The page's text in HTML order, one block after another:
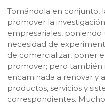
Tomándola en conjunto,
promover la
empresariales,
necesidad de
de comercializar, poner
promover; pero también
encaminada a renovar y
productos, servicios y
correspondientes.